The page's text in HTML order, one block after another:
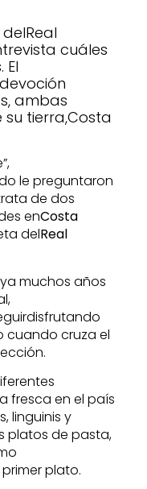
cuáles
El
ambas
tierra,Costa
le preguntaron
de dos
enCosta
delReal
muchos años
cuando cruza el
fresca en el país
linguinis y
platos de pasta,
plato.